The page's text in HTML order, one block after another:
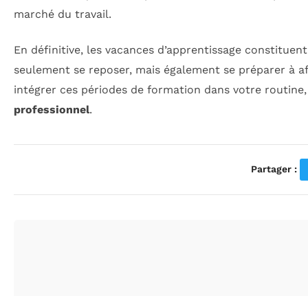
marché du travail.
En définitive, les vacances d’apprentissage
seulement se reposer, mais également se préparer
intégrer ces périodes de formation dans votre
professionnel.
Partager :